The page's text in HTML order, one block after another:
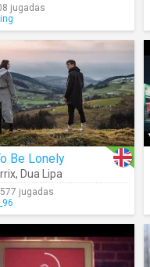
jugadas
Be Lonely
, Dua Lipa
jugadas